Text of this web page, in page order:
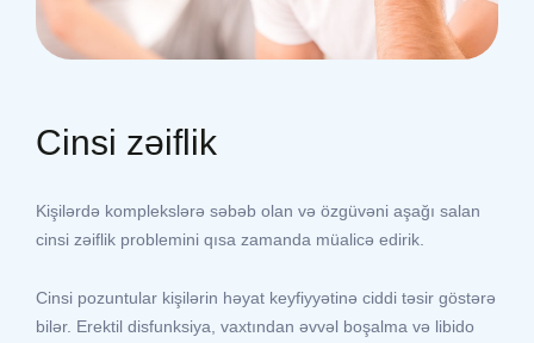
Cinsi zəiflik
Kişilərdə komplekslərə səbəb olan və özgüvəni aşağı salan
cinsi zəiflik problemini qısa zamanda müalicə edirik.
Cinsi pozuntular kişilərin həyat keyfiyyətinə ciddi təsir göstərə
bilər. Erektil disfunksiya, vaxtından əvvəl boşalma və libido